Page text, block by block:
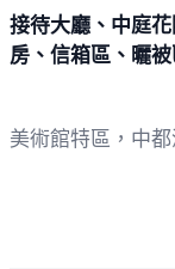
接待大廳、中庭
房、信箱區、曬
美術館特區，中